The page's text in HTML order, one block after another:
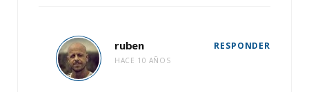
ruben
HACE 10 AÑOS
RESPONDER